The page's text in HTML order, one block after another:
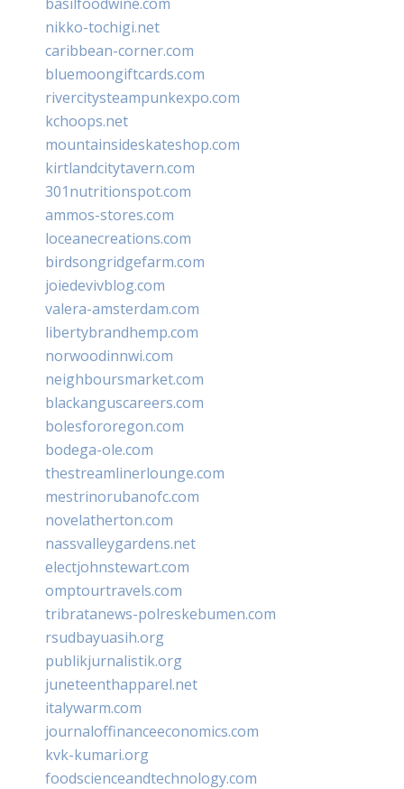
nikko-tochigi.net
caribbean-corner.com
bluemoongiftcards.com
rivercitysteampunkexpo.com
kchoops.net
mountainsideskateshop.com
kirtlandcitytavern.com
301nutritionspot.com
ammos-stores.com
loceanecreations.com
birdsongridgefarm.com
joiedevivblog.com
valera-amsterdam.com
libertybrandhemp.com
norwoodinnwi.com
neighboursmarket.com
blackanguscareers.com
bolesfororegon.com
bodega-ole.com
thestreamlinerlounge.com
mestrinorubanofc.com
novelatherton.com
nassvalleygardens.net
electjohnstewart.com
omptourtravels.com
tribratanews-polreskebumen.com
rsudbayuasih.org
publikjurnalistik.org
juneteenthapparel.net
italywarm.com
journaloffinanceeconomics.com
kvk-kumari.org
foodscienceandtechnology.com